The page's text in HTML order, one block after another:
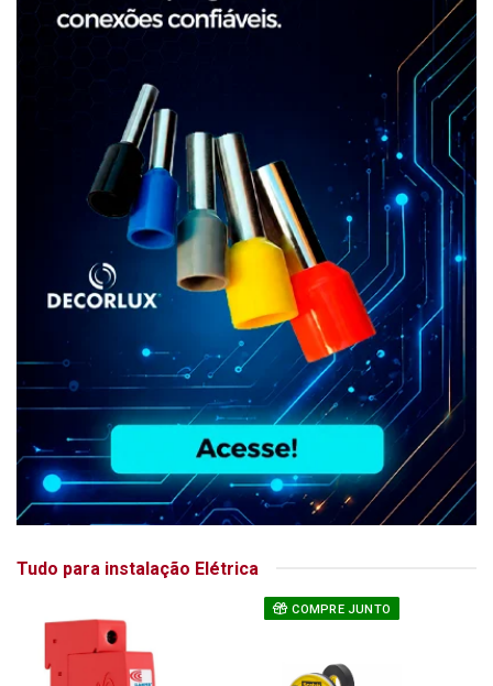
Tudo para instalação Elétrica
COMPRE JUNTO